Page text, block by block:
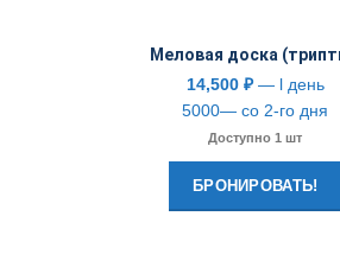
Меловая доска
14,500 ₽— l день
5000— со 2-го дня
Доступно 1 шт
БРОНИРОВАТЬ!